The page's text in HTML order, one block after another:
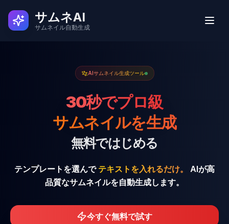
サムネAI
サムネイル自動生成
ユーザーの声
料金
AIサムネイル生成ツール
30秒でプロ級
サムネイルを生成
無料ではじめる
テンプレートを選んで テキストを入れるだけ。
AIが高
品質なサムネイルを自動生成します。
今すぐ無料で試す